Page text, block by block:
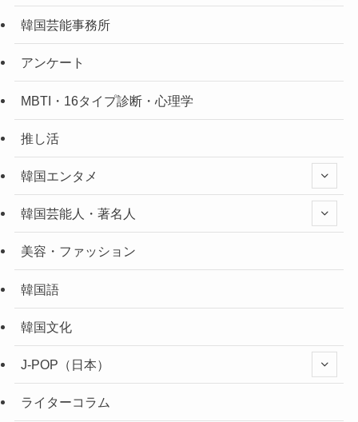
韓国芸能事務所
アンケート
MBTI・16タイプ診断・心理学
推し活
韓国エンタメ
韓国芸能人・著名人
美容・ファッション
韓国語
韓国文化
J-POP（日本）
ライターコラム